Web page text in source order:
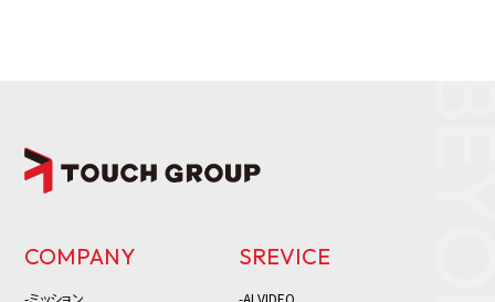
COMPANY
-ミッション
SREVICE
-AI VIDEO